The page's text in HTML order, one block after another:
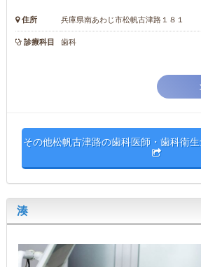
住所 兵庫県南あわじ市松帆古津路１８１
診療科目 歯科
その他松帆古津路の歯科医師・歯科衛
湊